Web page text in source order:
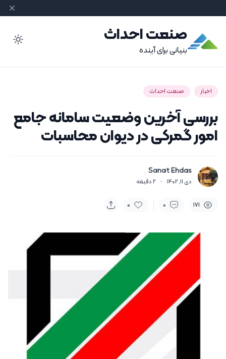
صنعت احداث
بنیانی برای آینده
اخبار صنعت احداث
بررسی آخرین وضعیت سامانه جامع
امور گمرکی در دیوان محاسبات
Sanat Ehdas
دی 11, 1402 ·
2دقیقه
171
0
0